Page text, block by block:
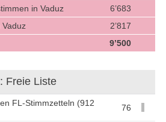
in Vaduz
6’683
2’817
9’500
Freie Liste
FL-Stimmzetteln (912
76